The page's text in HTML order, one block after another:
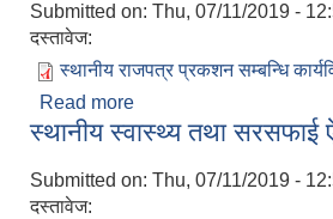
Submitted on: Thu, 07/11/2019 -
दस्तावेज:
स्थानीय राजपत्र प्रकशन सम्बन्धि
Read more
स्थानीय स्वास्थ्य तथा
Submitted on: Thu, 07/11/2019 -
दस्तावेज: